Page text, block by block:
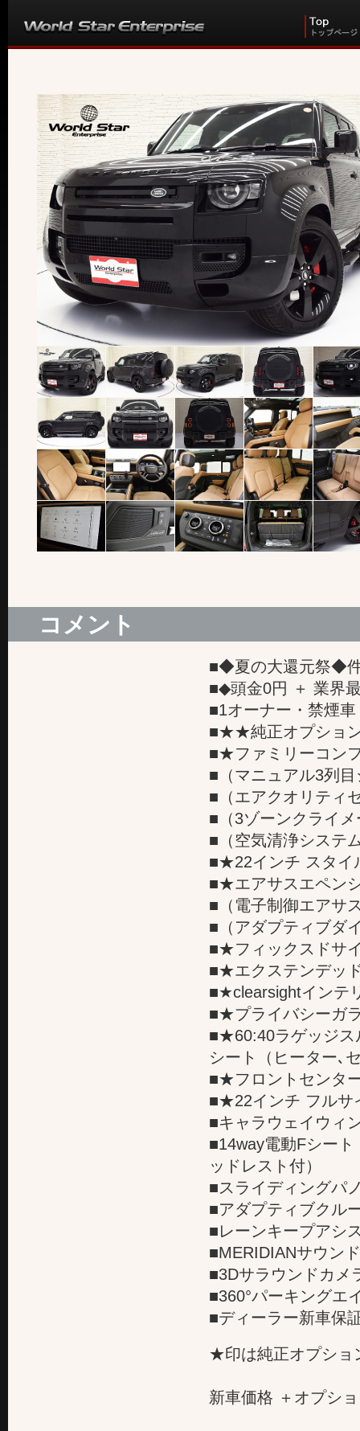
コメント
■◆夏の大還元祭◆
■◆頭金0円 ＋ 業界
■1オーナー・禁煙車
■★★純正オプショ
■★ファミリーコン
■（マニュアル3列
■（エアクオリティ
■（3ゾーンクライ
■（空気清浄システ
■★22インチ スタイ
■★エアサスエペン
■（電子制御エアサ
■（アダプティブダ
■★フィックスドサ
■★エクステンデッ
■★clearsightインテ
■★プライバシーガ
■★60:40ラゲッジス
シート（ヒーター､
■★フロントセンタ
■★22インチ フルサ
■キャラウェイウィ
■14way電動Fシー
ッドレスト付）
■スライディングパ
■アダプティブクル
■レーンキープアシ
■MERIDIANサウン
■3Dサラウンドカメ
■360°パーキングエ
■ディーラー新車保
★印は純正オプショ
新車価格 ＋オプシ